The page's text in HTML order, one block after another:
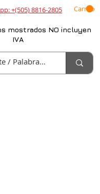
+(505) 8816-2805 Carrito
mostrados NO incluyen
IVA